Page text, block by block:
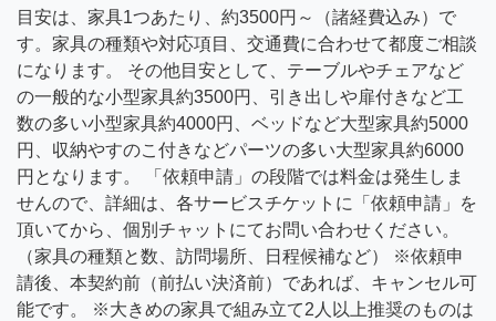
目安は、家具1つあたり、約3500円～（諸経費込み）で
す。家具の種類や対応項目、交通費に合わせて都度ご相談
になります。 その他目安として、テーブルやチェアなど
の一般的な小型家具約3500円、引き出しや扉付きなど工
数の多い小型家具約4000円、ベッドなど大型家具約5000
円、収納やすのこ付きなどパーツの多い大型家具約6000
円となります。 「依頼申請」の段階では料金は発生しま
せんので、詳細は、各サービスチケットに「依頼申請」を
頂いてから、個別チャットにてお問い合わせください。
（家具の種類と数、訪問場所、日程候補など） ※依頼申
請後、本契約前（前払い決済前）であれば、キャンセル可
能です。 ※大きめの家具で組み立て2人以上推奨のものは